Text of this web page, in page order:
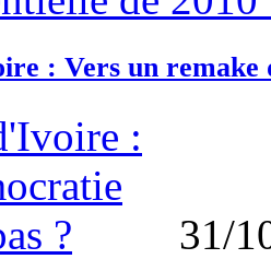
: Vers un remake
31/